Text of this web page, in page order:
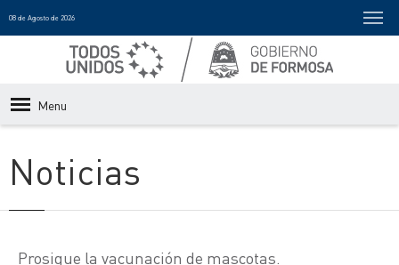
08 de Agosto de 2026
Menu
Noticias
Prosigue la vacunación de mascotas.